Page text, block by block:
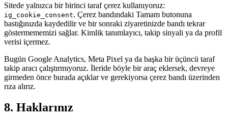
Sitede yalnızca bir birinci taraf çerez kullanıyoruz:
ig_cookie_consent. Çerez bandındaki Tamam butonuna
bastığınızda kaydedilir ve bir sonraki ziyaretinizde bandı tekrar
göstermememizi sağlar. Kimlik tanımlayıcı, takip sinyali ya da profil
verisi içermez.
Bugün Google Analytics, Meta Pixel ya da başka bir üçüncü taraf
takip aracı çalıştırmıyoruz. İleride böyle bir araç eklersek, devreye
girmeden önce burada açıklar ve gerekiyorsa çerez bandı üzerinden
rıza alırız.
8. Haklarınız